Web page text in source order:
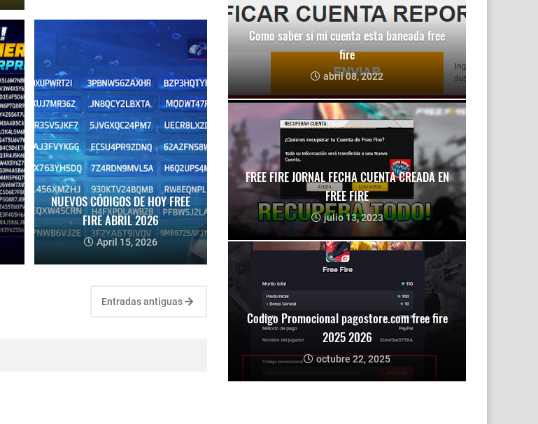
NUEVOS CÓDIGOS DE HOY FREE
FIRE ABRIL 2026
April 15, 2026
Entradas antiguas
Como saber si mi cuenta esta baneada free
fire
abril 08, 2022
FREE FIRE JORNAL FECHA CUENTA CREADA EN
FREE FIRE
julio 13, 2023
Codigo Promocional pagostore.com free fire
2025 2026
octubre 22, 2025